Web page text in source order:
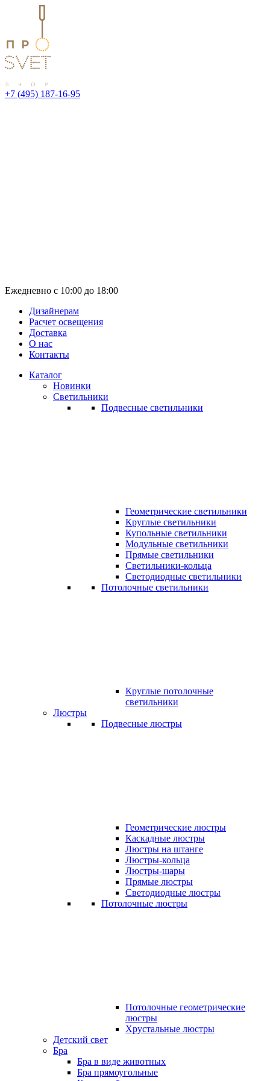
+7 (495) 187-16-95
Ежедневно с 10:00 до 18:00
Дизайнерам
Расчет освещения
Доставка
О нас
Контакты
Каталог
Новинки
Светильники
Подвесные светильники
Геометрические светильники
Круглые светильники
Купольные светильники
Модульные светильники
Прямые светильники
Светильники-кольца
Светодиодные светильники
Потолочные светильники
Круглые потолочные
светильники
Люстры
Подвесные люстры
Геометрические люстры
Каскадные люстры
Люстры на штанге
Люстры-кольца
Люстры-шары
Прямые люстры
Светодиодные люстры
Потолочные люстры
Потолочные геометрические
люстры
Хрустальные люстры
Детский свет
Бра
Бра в виде животных
Бра прямоугольные